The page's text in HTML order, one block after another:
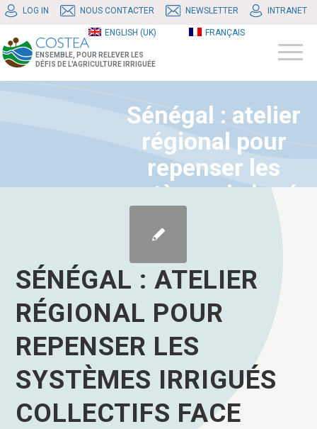
LOG IN NOUS CONTACTER NEWSLETTER INTRANET
ENGLISH (UK) FRANÇAIS
ENSEMBLE, POUR RELEVER LES
DÉFIS DE L'AGRICULTURE IRRIGUÉE
Sénégal : atelier
régional pour
repenser les
systèmes irrigués
collectifs face aux
agroécologiques
SÉNÉGAL : ATELIER
RÉGIONAL POUR
REPENSER LES
SYSTÈMES IRRIGUÉS
COLLECTIFS FACE